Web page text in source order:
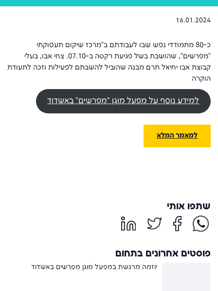
16.01.2024
כ-80 מתמודדי נפש שבו לעבודתם ב"מרכז שיקום תעסוקתי
"מפרשים", שהושבת בשל פגיעת רקטה ב-07.10. צחי אבו, בעלי
קבוצת אבו יחיאל תרם מבנה שהוביל להשבתם לפעילות וזכה לתעודת
הוקרה
למידע נוסף על מפעל מוגן "מפרשים" באשדוד
למאמר המלא
שתפו אותי
פוסטים אחרונים בתחום
יוזמה מרגשת במפעל מוגן מפרשים באשדוד